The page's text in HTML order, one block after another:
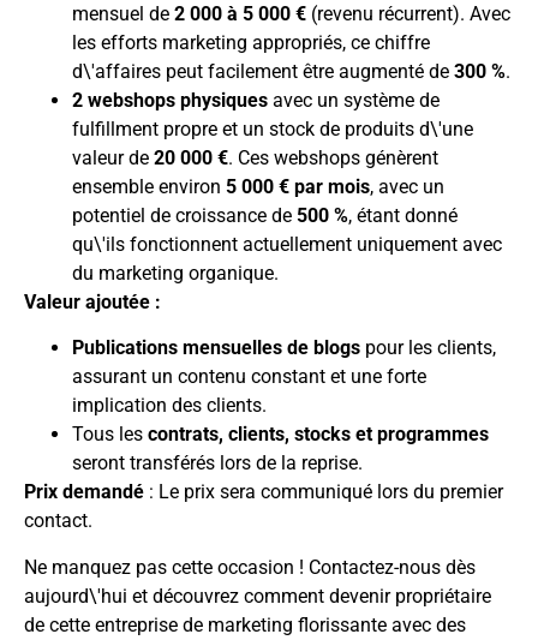
mensuel de 2 000 à 5 000 € (revenu récurrent). Avec
les efforts marketing appropriés, ce chiffre
d\'affaires peut facilement être augmenté de 300 %.
2 webshops physiques avec un système de
fulfillment propre et un stock de produits d\'une
valeur de 20 000 €. Ces webshops génèrent
ensemble environ 5 000 € par mois, avec un
potentiel de croissance de 500 %, étant donné
qu\'ils fonctionnent actuellement uniquement avec
du marketing organique.
Valeur ajoutée :
Publications mensuelles de blogs pour les clients,
assurant un contenu constant et une forte
implication des clients.
Tous les contrats, clients, stocks et programmes
seront transférés lors de la reprise.
Prix demandé : Le prix sera communiqué lors du premier
contact.
Ne manquez pas cette occasion ! Contactez-nous dès
aujourd\'hui et découvrez comment devenir propriétaire
de cette entreprise de marketing florissante avec des